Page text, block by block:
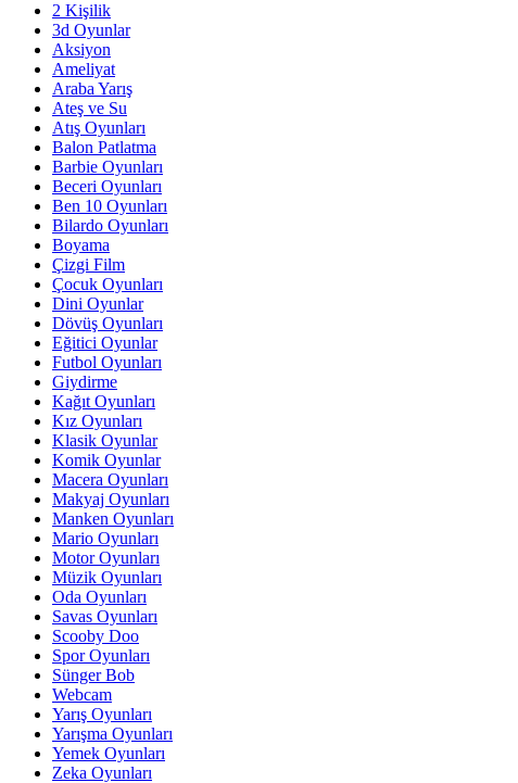
2 Kişilik
3d Oyunlar
Aksiyon
Ameliyat
Araba Yarış
Ateş ve Su
Atış Oyunları
Balon Patlatma
Barbie Oyunları
Beceri Oyunları
Ben 10 Oyunları
Bilardo Oyunları
Boyama
Çizgi Film
Çocuk Oyunları
Dini Oyunlar
Dövüş Oyunları
Eğitici Oyunlar
Futbol Oyunları
Giydirme
Kağıt Oyunları
Kız Oyunları
Klasik Oyunlar
Komik Oyunlar
Macera Oyunları
Makyaj Oyunları
Manken Oyunları
Mario Oyunları
Motor Oyunları
Müzik Oyunları
Oda Oyunları
Savas Oyunları
Scooby Doo
Spor Oyunları
Sünger Bob
Webcam
Yarış Oyunları
Yarışma Oyunları
Yemek Oyunları
Zeka Oyunları